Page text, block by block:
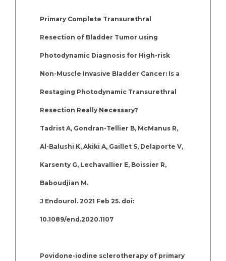
Primary Complete Transurethral
Resection of Bladder Tumor using
Photodynamic Diagnosis for High-risk
Non-Muscle Invasive Bladder Cancer: Is a
Restaging Photodynamic Transurethral
Resection Really Necessary?
Tadrist A, Gondran-Tellier B, McManus R,
Al-Balushi K, Akiki A, Gaillet S, Delaporte V,
Karsenty G, Lechavallier E, Boissier R,
Baboudjian M.
J Endourol. 2021 Feb 25. doi:
10.1089/end.2020.1107
Povidone-iodine sclerotherapy of primary